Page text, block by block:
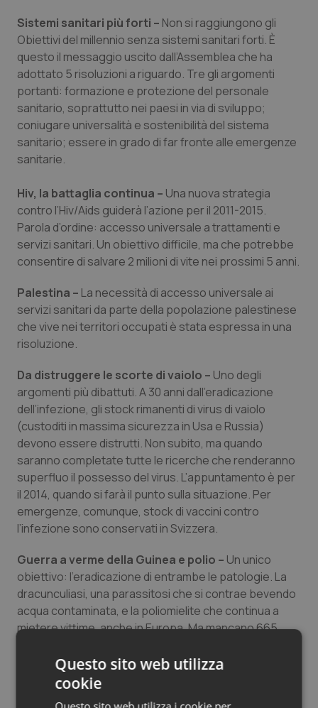
Quotidiano Pediatria
Rene & patologie urogenitali
Salute orale & impianti
Sangue & coagulazione
Tiroide
Tumore al seno
Tumore ovarico
Tumori del Polmone & Testa Collo
Tumori gastrointestinali
Ulcera & Reflusso
Vaccini
Sistemi sanitari più forti – Non si raggiungono gli
Obiettivi del millennio senza sistemi sanitari forti. È
questo il messaggio uscito dall’Assemblea che ha
adottato 5 risoluzioni a riguardo. Tre gli argomenti
portanti: formazione e protezione del personale
sanitario, soprattutto nei paesi in via di sviluppo;
coniugare universalità e sostenibilità del sistema
sanitario; essere in grado di far fronte alle emergenze
sanitarie.
Hiv, la battaglia continua – Una nuova strategia
contro l’Hiv/Aids guiderà l’azione per il 2011-2015.
Parola d’ordine: accesso universale a trattamenti e
servizi sanitari. Un obiettivo difficile, ma che potrebbe
consentire di salvare 2 milioni di vite nei prossimi 5 anni.
Palestina – La necessità di accesso universale ai
servizi sanitari da parte della popolazione palestinese
che vive nei territori occupati è stata espressa in una
risoluzione.
Da distruggere le scorte di vaiolo – Uno degli
argomenti più dibattuti. A 30 anni dall’eradicazione
dell’infezione, gli stock rimanenti di virus di vaiolo
(custoditi in massima sicurezza in Usa e Russia)
devono essere distrutti. Non subito, ma quando
saranno completate tutte le ricerche che renderanno
superfluo il possesso del virus. L’appuntamento è per
il 2014, quando si farà il punto sulla situazione. Per
emergenze, comunque, stock di vaccini contro
l’infezione sono conservati in Svizzera.
Guerra a verme della Guinea e polio – Un unico
obiettivo: l’eradicazione di entrambe le patologie. La
dracunculiasi, una parassitosi che si contrae bevendo
acqua contaminata, e la poliomielite che continua a
mietere vittime, anche in Europa. Ma mancano 665
2011-2012.
Non dimenticare il colera –
Questo sito web utilizza
cookie